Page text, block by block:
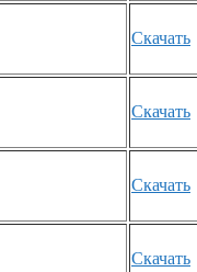
Скачать
Скачать
Скачать
Скачать